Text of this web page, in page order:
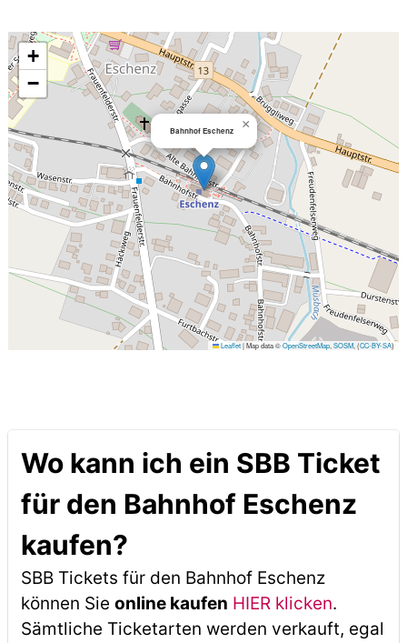
Bahnhof Eschenz ×
+
−
Leaflet|Map data ©OpenStreetMap ,SOSM , (CC-BY-SA)
Wo kann ich ein SBB Ticket
für den Bahnhof Eschenz
kaufen?
SBB Tickets für den Bahnhof Eschenz
können Sie online kaufen HIER klicken.
Sämtliche Ticketarten werden verkauft, egal